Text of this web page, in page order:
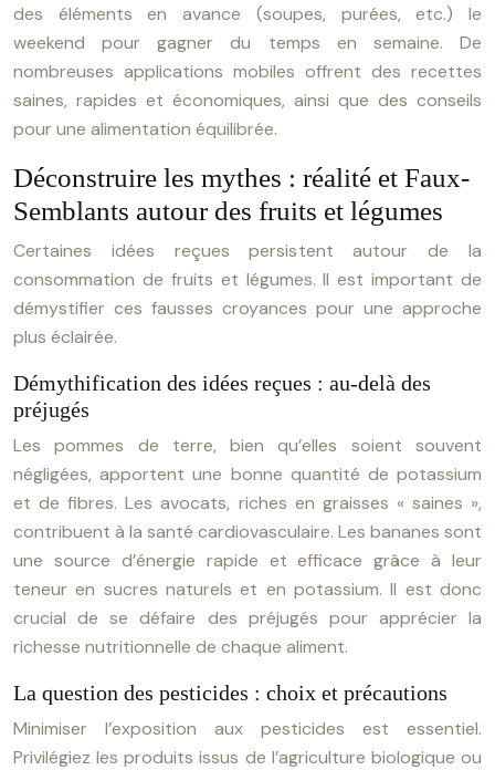
des éléments en avance (soupes, purées, etc.) le
weekend pour gagner du temps en semaine. De
nombreuses applications mobiles offrent des recettes
saines, rapides et économiques, ainsi que des conseils
pour une alimentation équilibrée.
Déconstruire les mythes : réalité et Faux-
Semblants autour des fruits et légumes
Certaines idées reçues persistent autour de la
consommation de fruits et légumes. Il est important de
démystifier ces fausses croyances pour une approche
plus éclairée.
Démythification des idées reçues : au-delà des
préjugés
Les pommes de terre, bien qu’elles soient souvent
négligées, apportent une bonne quantité de potassium
et de fibres. Les avocats, riches en graisses « saines »,
contribuent à la santé cardiovasculaire. Les bananes sont
une source d’énergie rapide et efficace grâce à leur
teneur en sucres naturels et en potassium. Il est donc
crucial de se défaire des préjugés pour apprécier la
richesse nutritionnelle de chaque aliment.
La question des pesticides : choix et précautions
Minimiser l’exposition aux pesticides est essentiel.
Privilégiez les produits issus de l’agriculture biologique ou